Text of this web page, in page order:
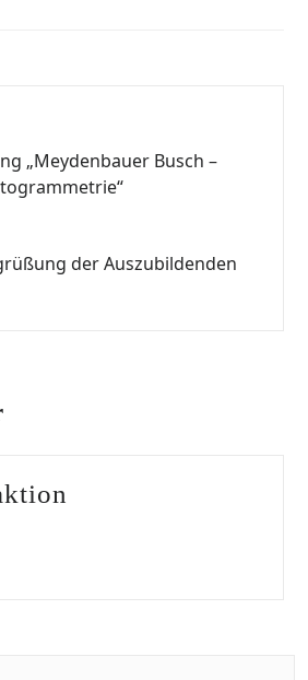
„Meydenbauer Busch –
der Auszubildenden